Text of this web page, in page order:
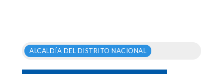
ALCALDÍA DEL DISTRITO NACIONAL